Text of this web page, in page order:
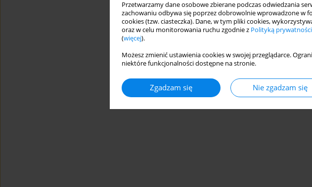
Przetwarzamy dane osobowe zbierane podczas odwiedzania
zachowaniu odbywa się poprzez dobrowolnie wprowadzone w
cookies (tzw. ciasteczka). Dane, w tym pliki cookies,
oraz w celu monitorowania ruchu zgodnie z Polityką prywatności
(więcej).
Możesz zmienić ustawienia cookies w swojej przeglądarce.
niektóre funkcjonalności dostępne na stronie.
Zgadzam się Nie zgadzam się